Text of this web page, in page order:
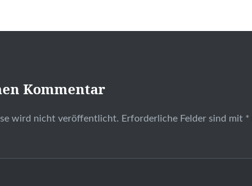
Kommentar
wird nicht veröffentlicht. Erforderliche Felder sind mit *